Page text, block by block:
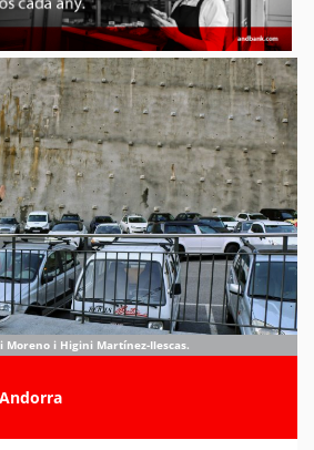
Moreno i Higini Martínez-Ilescas.